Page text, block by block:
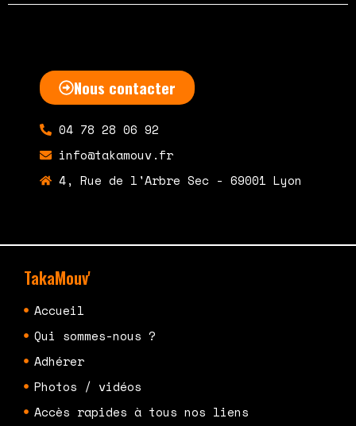
Nous contacter
04 78 28 06 92
info@takamouv.fr
4, Rue de l'Arbre Sec - 69001 Lyon
TakaMouv'
Accueil
Qui sommes-nous ?
Adhérer
Photos / vidéos
Accès rapides à tous nos liens